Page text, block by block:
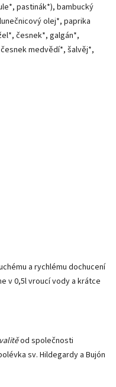
pastinák*), bambucký
olej*, paprika
česnek*, galgán*,
medvědí*, šalvěj*,
a rychlému dochucení
v 0,5l vroucí vody a krátce
od společnosti
sv. Hildegardy a Bujón